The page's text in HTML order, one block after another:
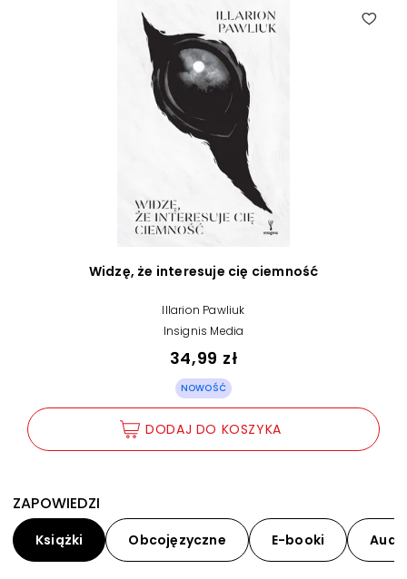
Widzę, że interesuje cię ciemność
Illarion Pawliuk
Insignis Media
34,99 zł
NOWOŚĆ
DODAJ DO KOSZYKA
ZAPOWIEDZI
Książki Obcojęzyczne E-booki